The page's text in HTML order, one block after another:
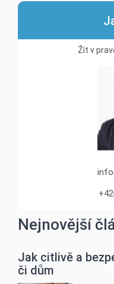
Žít v
Nejnovější
Jak citlivě a
či dům